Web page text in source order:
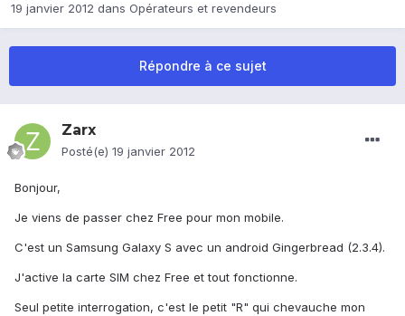
19 janvier 2012 dans Opérateurs et revendeurs
Répondre à ce sujet
Zarx
Posté(e) 19 janvier 2012
Bonjour,
Je viens de passer chez Free pour mon mobile.
C'est un Samsung Galaxy S avec un android Gingerbread (2.3.4).
J'active la carte SIM chez Free et tout fonctionne.
Seul petite interrogation, c'est le petit "R" qui chevauche mon